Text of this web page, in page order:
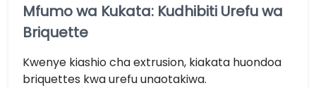
Mfumo wa Kukata: Kudhibiti Urefu wa
Briquette
Kwenye kiashio cha extrusion, kiakata huondoa
briquettes kwa urefu unaotakiwa.